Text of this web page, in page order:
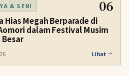
& SENI 06
Hias Megah Berparade di
dalam Festival Musim
Besar
Lihat